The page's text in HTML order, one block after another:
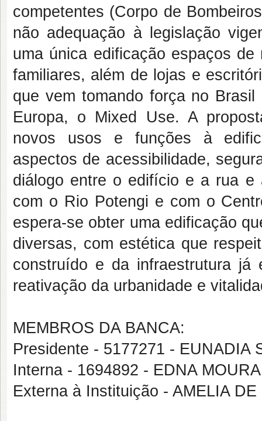
competentes (Corpo de
não adequação à legislação
uma única edificação espaços
familiares, além de lojas e
que vem tomando força no
Europa, o Mixed Use. A
novos usos e funções à
aspectos de acessibilidade,
diálogo entre o edifício e a rua e
com o Rio Potengi e com o
espera-se obter uma edificação
diversas, com estética que
construído e da infraestrutura já
reativação da urbanidade e
MEMBROS DA BANCA:
Presidente - 5177271 - EUNADIA
Interna - 1694892 - EDNA
Externa à Instituição - AMELIA